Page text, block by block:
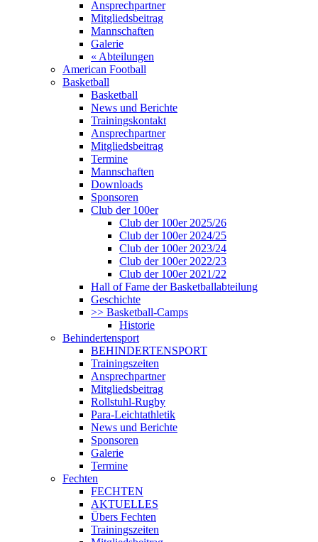
Ansprechpartner
Mitgliedsbeitrag
Mannschaften
Galerie
« Abteilungen
American Football
Basketball
Basketball
News und Berichte
Trainingskontakt
Ansprechpartner
Mitgliedsbeitrag
Termine
Mannschaften
Downloads
Sponsoren
Club der 100er
Club der 100er 2025/26
Club der 100er 2024/25
Club der 100er 2023/24
Club der 100er 2022/23
Club der 100er 2021/22
Hall of Fame der Basketballabteilung
Geschichte
>> Basketball-Camps
Historie
Behindertensport
BEHINDERTENSPORT
Trainingszeiten
Ansprechpartner
Mitgliedsbeitrag
Rollstuhl-Rugby
Para-Leichtathletik
News und Berichte
Sponsoren
Galerie
Termine
Fechten
FECHTEN
AKTUELLES
Übers Fechten
Trainingszeiten